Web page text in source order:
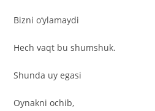
Bizni o‘ylamaydi
Hech vaqt bu shumshuk.
Shunda uy egasi
Oynakni ochib,